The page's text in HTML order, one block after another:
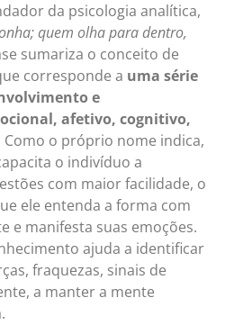
da psicologia analítica,
quem olha para dentro,
sumariza o conceito de
corresponde a uma série
e
afetivo, cognitivo,
Como o próprio nome indica,
o indivíduo a
com maior facilidade, o
ele entenda a forma com
e manifesta suas emoções.
ajuda a identificar
fraquezas, sinais de
a manter a mente